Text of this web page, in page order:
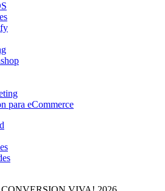
para eCommerce